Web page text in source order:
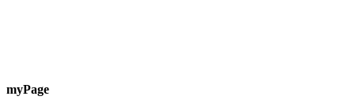
myPage